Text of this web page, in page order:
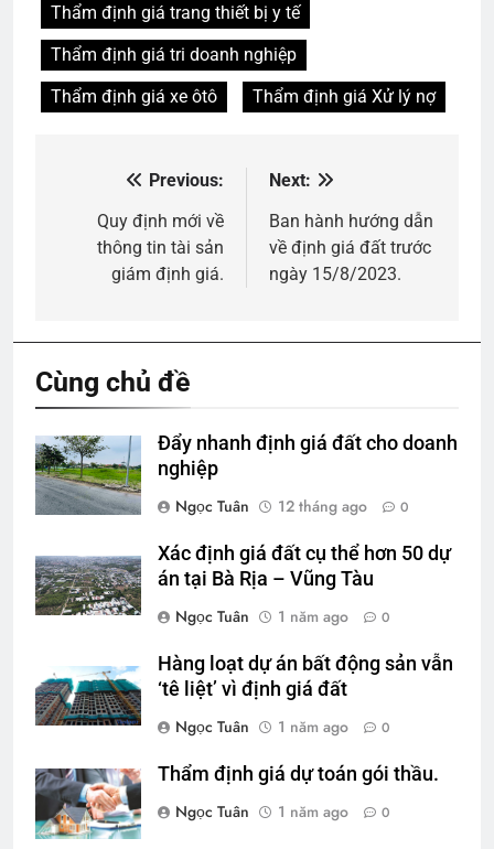
Thẩm định giá trang thiết bị y tế
Thẩm định giá tri doanh nghiệp
Thẩm định giá xe ôtô
Thẩm định giá Xử lý nợ
hướng
Previous:
Quy định mới về
thông tin tài sản
giám định giá.
Next:
Ban hành hướng dẫn
về định giá đất trước
ngày 15/8/2023.
Cùng chủ đề
Đẩy nhanh định giá đất cho doanh
nghiệp
Ngọc Tuân
12 tháng ago 0
Xác định giá đất cụ thể hơn 50 dự
án tại Bà Rịa – Vũng Tàu
Ngọc Tuân
1 năm ago 0
Hàng loạt dự án bất động sản vẫn
‘tê liệt’ vì định giá đất
Ngọc Tuân
1 năm ago 0
Thẩm định giá dự toán gói thầu.
Ngọc Tuân
1 năm ago 0